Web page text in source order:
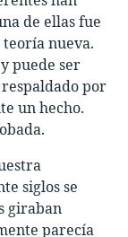
de ellas fue
nueva.
puede ser
por
un hecho.
siglos se
giraban
parecía